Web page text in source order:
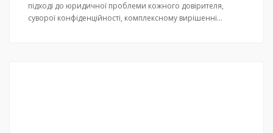
підході до юридичної проблеми кожного довірителя,
суворої конфіденційності, комплексному вирішенні…